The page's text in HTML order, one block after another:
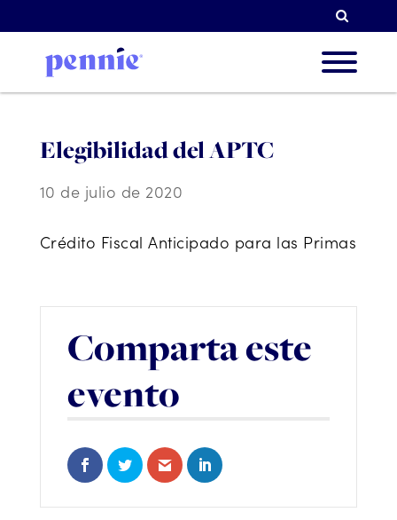
Elegibilidad del APTC
10 de julio de 2020
Crédito Fiscal Anticipado para las Primas
Comparta este
evento
Share on Facebook
Share on Twitter
Share via Email
Share on LinkedIn